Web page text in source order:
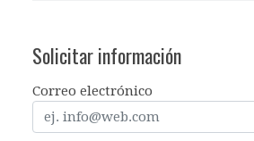
Solicitar información
Correo electrónico